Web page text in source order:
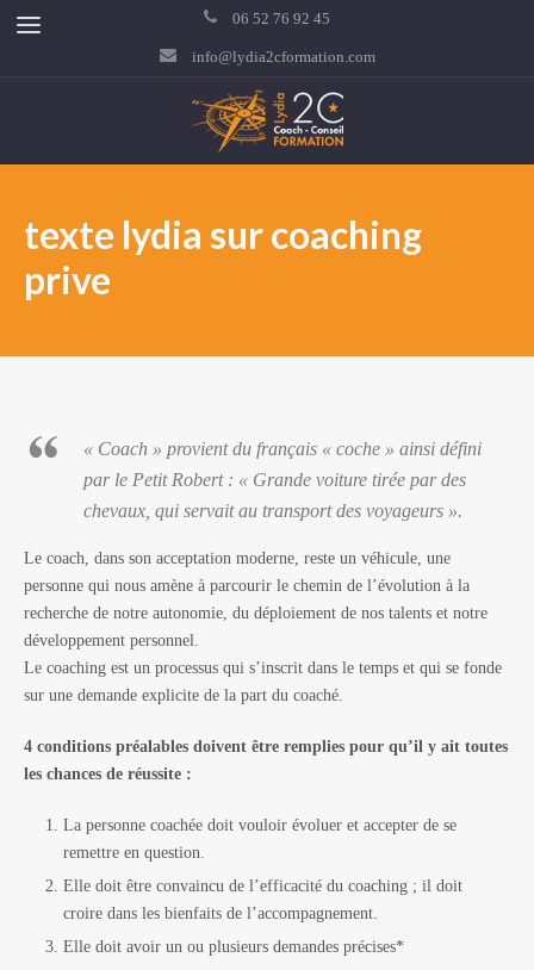
06 52 76 92 45
info@lydia2cformation.com
texte lydia sur coaching
prive
« Coach » provient du français « coche » ainsi défini
par le Petit Robert : « Grande voiture tirée par des
chevaux, qui servait au transport des voyageurs ».
Le coach, dans son acceptation moderne, reste un véhicule, une
personne qui nous amène à parcourir le chemin de l’évolution à la
recherche de notre autonomie, du déploiement de nos talents et notre
développement personnel.
Le coaching est un processus qui s’inscrit dans le temps et qui se fonde
sur une demande explicite de la part du coaché.
4 conditions préalables doivent être remplies pour qu’il y ait toutes
les chances de réussite :
La personne coachée doit vouloir évoluer et accepter de se
remettre en question.
Elle doit être convaincu de l’efficacité du coaching ; il doit
croire dans les bienfaits de l’accompagnement.
Elle doit avoir un ou plusieurs demandes précises*